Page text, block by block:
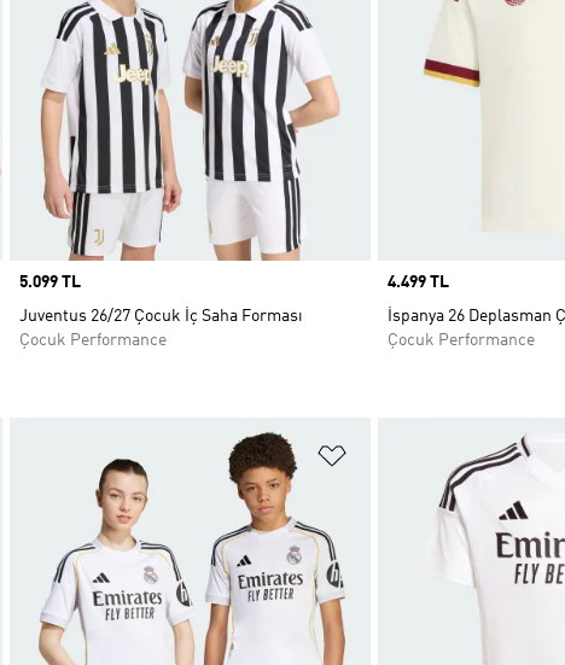
Price
5.099 TL
Juventus 26/27 Çocuk İç Saha Forması
Çocuk Performance
Price
4.499 TL
İspanya 26 Deplasman
Çocuk Performance
Favori Listesine Ekle